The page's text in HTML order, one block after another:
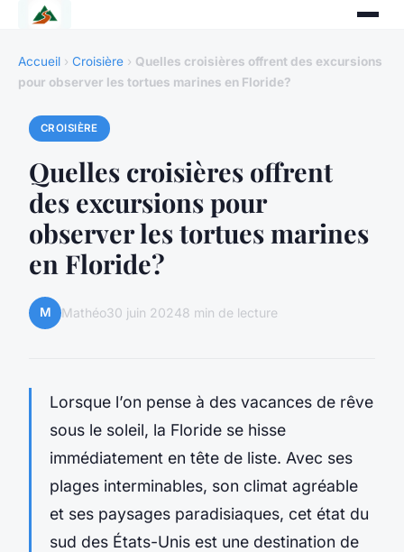
Accueil › Croisière › Quelles croisières offrent des excursions
pour observer les tortues marines en Floride?
CROISIÈRE
Quelles croisières offrent
des excursions pour
observer les tortues marines
en Floride?
M Mathéo30 juin 20248 min de lecture
Lorsque l’on pense à des vacances de rêve
sous le soleil, la Floride se hisse
immédiatement en tête de liste. Avec ses
plages interminables, son climat agréable
et ses paysages paradisiaques, cet état du
sud des États-Unis est une destination de